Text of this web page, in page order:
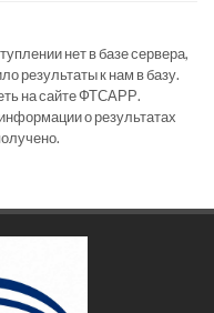
нет в базе сервера,
результаты к нам в базу.
на сайте ФТСАРР.
о результатах